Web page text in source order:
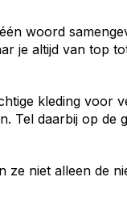
woord
je altijd van top
kleding voor
Tel daarbij op de
ze niet alleen de